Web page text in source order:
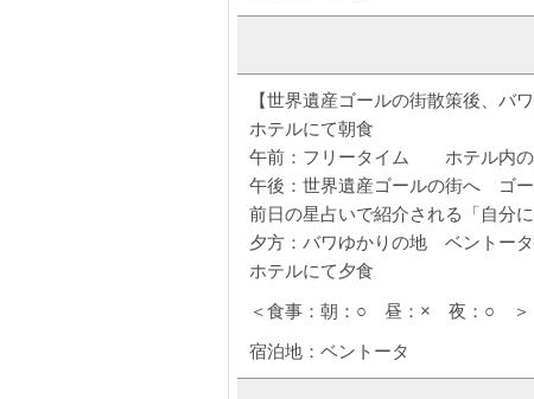
【世界遺産ゴールの街散策後、バ
ホテルにて朝食
午前：フリータイム ホテル内の
午後：世界遺産ゴールの街へ ゴー
前日の星占いで紹介される「自分
夕方：バワゆかりの地 ベントー
ホテルにて夕食
＜食事：朝：○ 昼：× 夜：○ ＞
宿泊地：ベントータ